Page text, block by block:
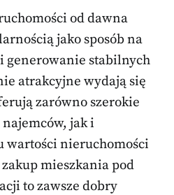
od dawna
jako sposób na
generowanie stabilnych
atrakcyjne wydają się
zarówno szerokie
jak i
wartości nieruchomości
mieszkania pod
to zawsze dobry